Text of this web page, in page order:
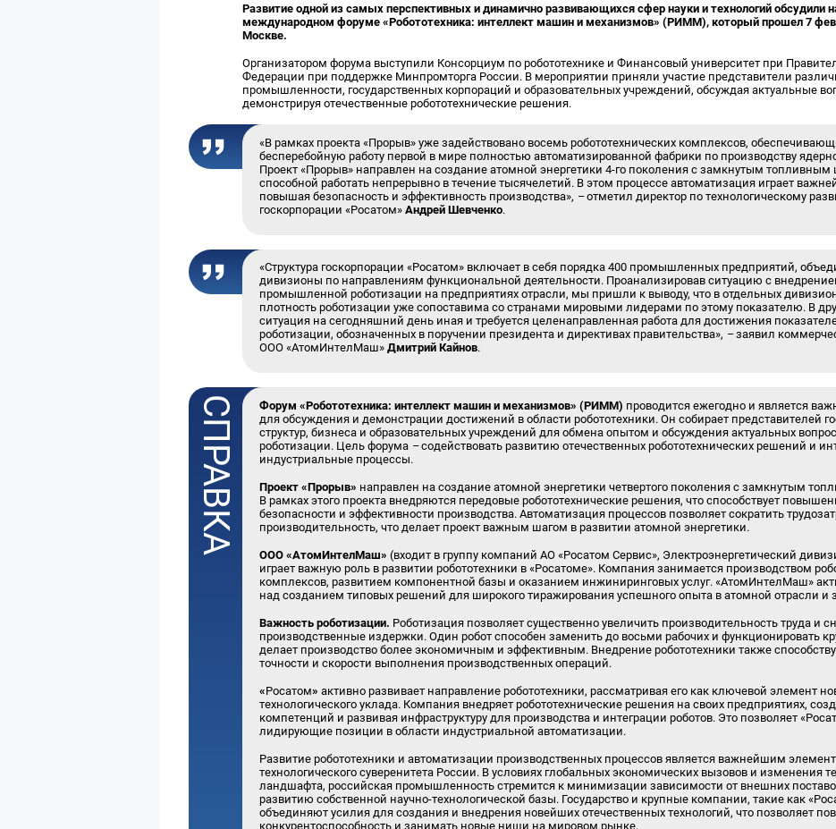
Развитие одной из самых перспективных и динамично развивающихся сфер науки и технологий обсудили
международном форуме «Робототехника: интеллект машин и механизмов» (РИММ), который прошел 7
Москве.
Организатором форума выступили Консорциум по робототехнике и Финансовый университет при
Федерации при поддержке Минпромторга России. В мероприятии приняли участие представители
промышленности, государственных корпораций и образовательных учреждений, обсуждая актуальные
демонстрируя отечественные робототехнические решения.
«В рамках проекта «Прорыв» уже задействовано восемь робототехнических комплексов,
бесперебойную работу первой в мире полностью автоматизированной фабрики по производству
Проект «Прорыв» направлен на создание атомной энергетики 4-го поколения с замкнутым топливным
способной работать непрерывно в течение тысячелетий. В этом процессе автоматизация играет
повышая безопасность и эффективность производства», –отметил директор по технологическому
госкорпорации «Росатом»Андрей Шевченко.
«Структура госкорпорации «Росатом» включает в себя порядка 400 промышленных предприятий,
дивизионы по направлениям функциональной деятельности. Проанализировав ситуацию с
промышленной роботизации на предприятиях отрасли, мы пришли к выводу, что в отдельных
плотность роботизации уже сопоставима со странами мировыми лидерами по этому показателю. В
ситуация на сегодняшний день иная и требуется целенаправленная работа для достижения
роботизации, обозначенных в поручении президента и директивах правительства», –заявил
ООО «АтомИнтелМаш»Дмитрий Кайнов.
Форум «Робототехника: интеллект машин и механизмов» (РИММ) проводится ежегодно и является
для обсуждения и демонстрации достижений в области робототехники. Он собирает представителей
структур, бизнеса и образовательных учреждений для обмена опытом и обсуждения актуальных
роботизации. Цель форума –содействовать развитию отечественных робототехнических решений и
индустриальные процессы.
Проект «Прорыв» направлен на создание атомной энергетики четвертого поколения с замкнутым
В рамках этого проекта внедряются передовые робототехнические решения, что способствует
безопасности и эффективности производства. Автоматизация процессов позволяет сократить
производительность, что делает проект важным шагом в развитии атомной энергетики.
ООО «АтомИнтелМаш»(входит в группу компаний АО «Росатом Сервис», Электроэнергетический
играет важную роль в развитии робототехники в «Росатоме». Компания занимается производством
комплексов, развитием компонентной базы и оказанием инжиниринговых услуг. «АтомИнтелМаш»
над созданием типовых решений для широкого тиражирования успешного опыта в атомной отрасли и
Важность роботизации. Роботизация позволяет существенно увеличить производительность труда и
производственные издержки. Один робот способен заменить до восьми рабочих и функционировать
делает производство более экономичным и эффективным. Внедрение робототехники также
точности и скорости выполнения производственных операций.
«Росатом» активно развивает направление робототехники, рассматривая его как ключевой элемент
технологического уклада. Компания внедряет робототехнические решения на своих предприятиях,
компетенций и развивая инфраструктуру для производства и интеграции роботов. Это позволяет
лидирующие позиции в области индустриальной автоматизации.
Развитие робототехники и автоматизации производственных процессов является важнейшим
технологического суверенитета России. В условиях глобальных экономических вызовов и изменения
ландшафта, российская промышленность стремится к минимизации зависимости от внешних
развитию собственной научно-технологической базы. Государство и крупные компании, такие как
объединяют усилия для создания и внедрения новейших отечественных технологий, что позволяет
конкурентоспособность и занимать новые ниши на мировом рынке.